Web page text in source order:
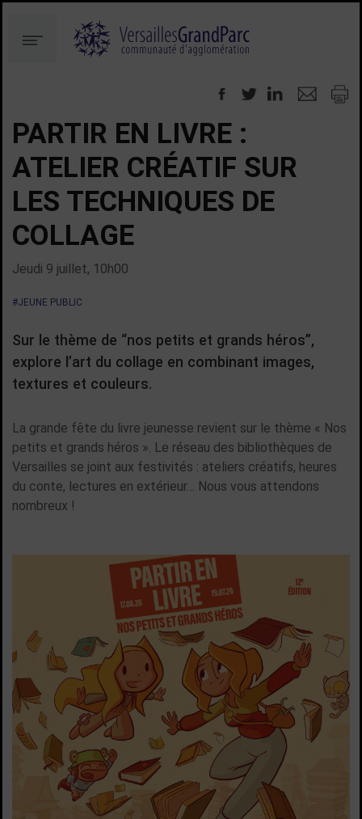
au
contenu
à
Menu
PARTIR EN LIVRE :
ATELIER CRÉATIF SUR
LES TECHNIQUES DE
COLLAGE
Jeudi 9 juillet, 10h00
#JEUNE PUBLIC
Sur le thème de “nos petits et grands héros”,
explore l’art du collage en combinant images,
textures et couleurs.
La grande fête du livre jeunesse revient sur le thème « Nos
petits et grands héros ». Le réseau des bibliothèques de
Versailles se joint aux festivités : ateliers créatifs, heures
du conte, lectures en extérieur… Nous vous attendons
nombreux !